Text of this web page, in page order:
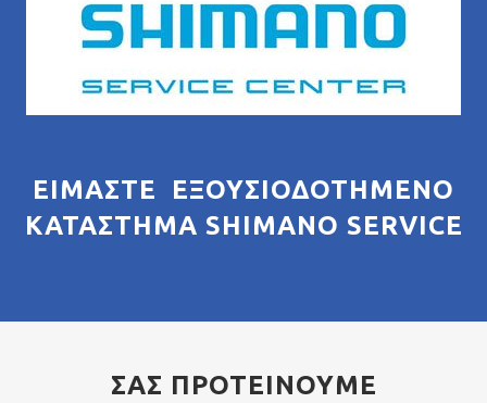
ΕΊΜΑΣΤΕ ΕΞΟΥΣΙΟΔΟΤΗΜΈΝΟ
ΚΑΤΆΣΤΗΜΑ SHIMANO SERVICE
ΣΑΣ ΠΡΟΤΕΙΝΟΥΜΕ